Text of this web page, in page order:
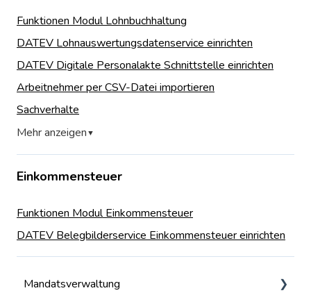
Funktionen Modul Lohnbuchhaltung
DATEV Lohnauswertungsdatenservice einrichten
DATEV Digitale Personalakte Schnittstelle einrichten
Arbeitnehmer per CSV-Datei importieren
Sachverhalte
Mehr anzeigen ▼
Einkommensteuer
Funktionen Modul Einkommensteuer
DATEV Belegbilderservice Einkommensteuer einrichten
Mandatsverwaltung